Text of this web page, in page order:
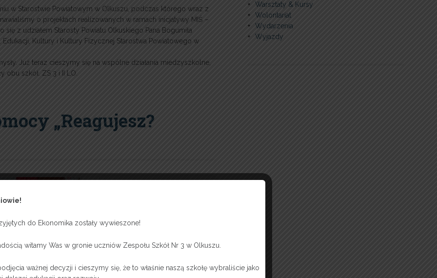
w Starostwie Powiatowym w Olkuszu, podczas którego wraz z
o projektach realizowanych w ramach inicjatywy MIŚ –
z udziałem Starosty Powiatu Olkuskiego Pana Bogumiła
Kultury i Kultury Fizycznej Starostwa Powiatowego w
Już teraz cieszymy się na wspólne działania miedzyszkolne,
obu szkół. ZS 3 i II LO.
„Reagujesz?
Warsztaty & Kursy
Wolontariat
Warsztaty & Kursy
Wolontariat
Wydarzenia
Wyjazdy
do Ekonomika zostały wywieszone!
witamy Was w gronie uczniów Zespołu Szkół Nr 3 w Olkuszu.
ważnej decyzji i cieszymy się, że to właśnie naszą szkołę wybraliście jako